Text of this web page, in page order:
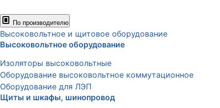
По производителю
Высоковольтное и щитовое оборудование
Высоковольтное оборудование
Изоляторы высоковольтные
Оборудование высоковольтное коммутационное
Оборудование для ЛЭП
Щиты и шкафы, шинопровод